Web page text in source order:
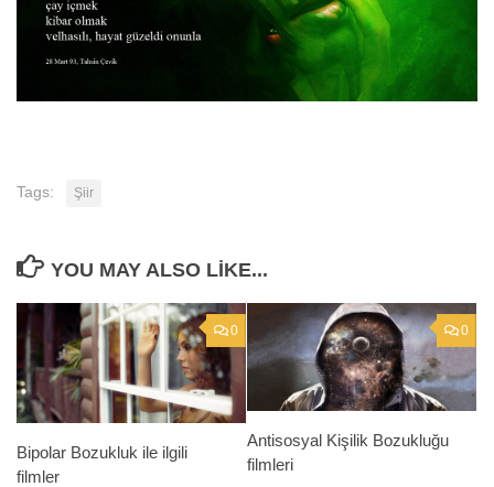
Tags: Şiir
YOU MAY ALSO LIKE...
0
Bipolar Bozukluk ile ilgili
filmler
0
Antisosyal Kişilik Bozukluğu
filmleri